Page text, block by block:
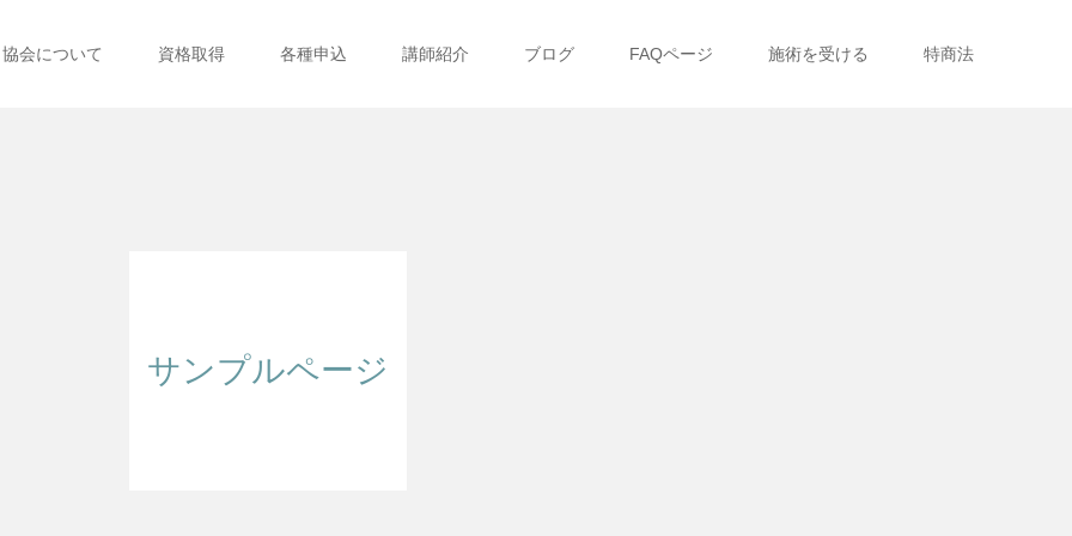
協会について 資格取得 各種申込 講師紹介 ブログ FAQページ 施術を受ける 特商法
サンプルページ